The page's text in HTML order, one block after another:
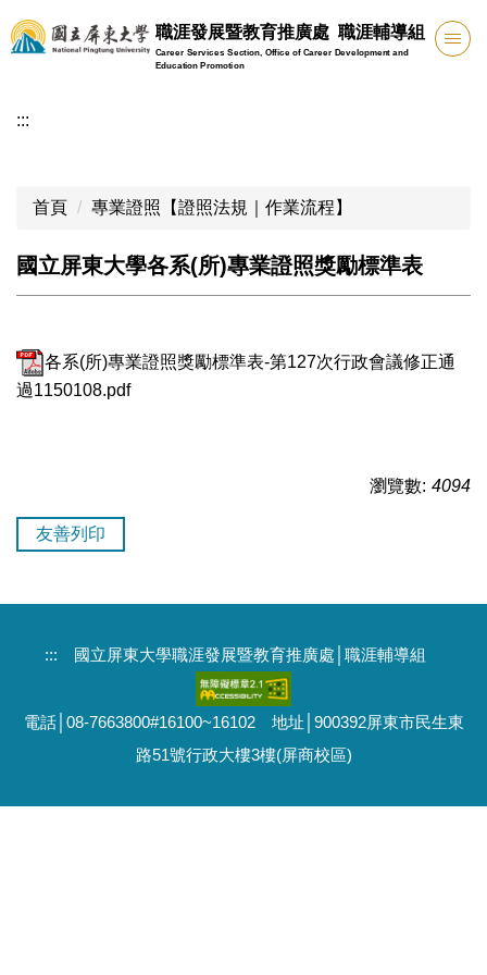
跳
到
內
職涯發展暨教育推廣處 職涯輔導組
Career Services Section, Office of Career Development and
Education Promotion
:::
首頁 專業證照【證照法規｜作業流程】
國立屏東大學各系(所)專業證照獎勵標準表
各系(所)專業證照獎勵標準表-第127次行政會議修正通
過1150108.pdf
瀏覽數: 4094
友善列印
::: 國立屏東大學職涯發展暨教育推廣處│職涯輔導組
電話│08-7663800#16100~16102 地址│900392屏東市民生東
路51號行政大樓3樓(屏商校區)